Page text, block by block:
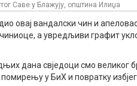
Саве у Блажују, општина Илиџа
овај вандалски чин и
а увредљиви графит
дана свједоци смо великог
у БиХ и повратку